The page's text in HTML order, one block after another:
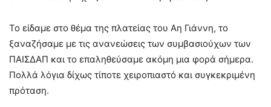
Το είδαμε στο θέμα της πλατείας του Αη Γιάννη, το
ξαναζήσαμε με τις ανανεώσεις των συμβασιούχων των
ΠΑΙΣΔΑΠ και το επαληθεύσαμε ακόμη μια φορά σήμερα.
Πολλά λόγια δίχως τίποτε χειροπιαστό και συγκεκριμένη
πρόταση.